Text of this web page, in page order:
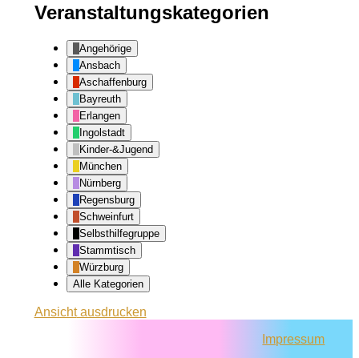
Veranstaltungskategorien
Angehörige
Ansbach
Aschaffenburg
Bayreuth
Erlangen
Ingolstadt
Kinder-&Jugend
München
Nürnberg
Regensburg
Schweinfurt
Selbsthilfegruppe
Stammtisch
Würzburg
Alle Kategorien
Ansichtausdrucken
Impressum